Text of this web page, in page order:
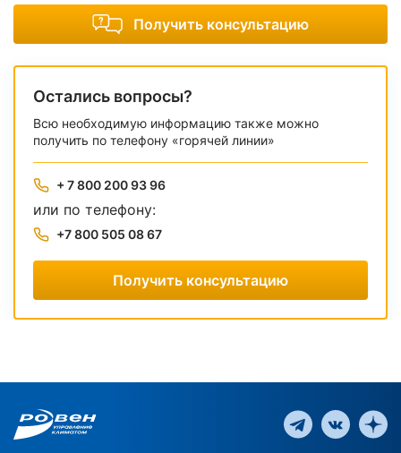
Получить консультацию
Остались вопросы?
Всю необходимую информацию также можно
получить по телефону «горячей линии»
+ 7 800 200 93 96
или по телефону:
+7 800 505 08 67
Получить консультацию